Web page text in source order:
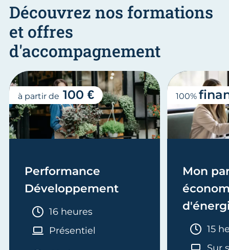
Découvrez nos formations
et offres
d'accompagnement
Performance
Développement
Durée :
16 heures
Présentiel
à partir de 100 €
Mon
sur site
15
100%